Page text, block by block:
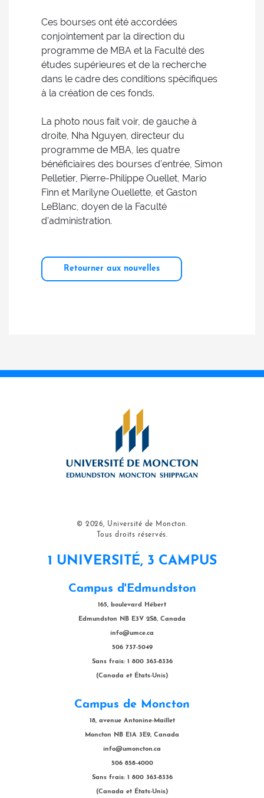
Ces bourses ont été accordées
conjointement par la direction du
programme de MBA et la Faculté des
études supérieures et de la recherche
dans le cadre des conditions spécifiques
à la création de ces fonds.
La photo nous fait voir, de gauche à
droite, Nha Nguyen, directeur du
programme de MBA, les quatre
bénéficiaires des bourses d’entrée, Simon
Pelletier, Pierre-Philippe Ouellet, Mario
Finn et Marilyne Ouellette, et Gaston
LeBlanc, doyen de la Faculté
d’administration.
Retourner aux nouvelles
© 2026, Université de Moncton.
Tous droits réservés.
1 UNIVERSITÉ, 3 CAMPUS
Campus d'Edmundston
165, boulevard Hébert
Edmundston NB E3V 2S8, Canada
info@umce.ca
506 737-5049
Sans frais: 1 800 363-8336
(Canada et États-Unis)
Campus de Moncton
18, avenue Antonine-Maillet
Moncton NB E1A 3E9, Canada
info@umoncton.ca
506 858-4000
Sans frais: 1 800 363-8336
(Canada et États-Unis)